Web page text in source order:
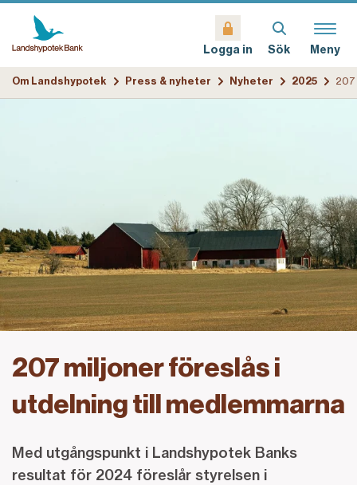
Logga in Sök Meny
Om Landshypotek Press & nyheter Nyheter 2025
207 miljoner föreslås i
utdelning till medlemmarna
Med utgångspunkt i Landshypotek Banks
resultat för 2024 föreslår styrelsen i